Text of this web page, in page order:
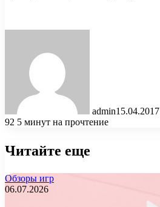
admin15.04.2017
92 5 минут на прочтение
Читайте еще
Обзоры игр
06.07.2026